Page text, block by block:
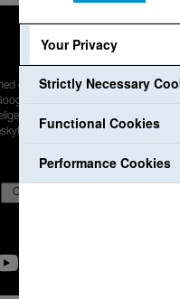
overførslen af mine
for at få vist indhold,
af YouTube. Jeg har læst
Reglerne om
Your Privacy
Strictly Necessary
Functional Cookies
Performance Cookies